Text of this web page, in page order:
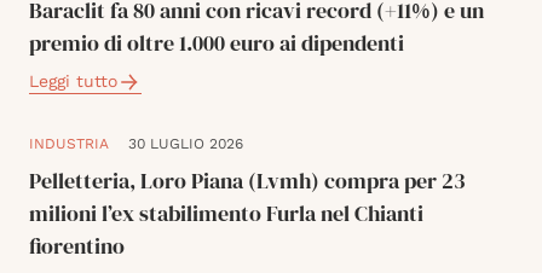
Baraclit fa 80 anni con ricavi record (+11%) e un
premio di oltre 1.000 euro ai dipendenti
Leggi tutto
INDUSTRIA 30 LUGLIO 2026
Pelletteria, Loro Piana (Lvmh) compra per 23
milioni l’ex stabilimento Furla nel Chianti
fiorentino